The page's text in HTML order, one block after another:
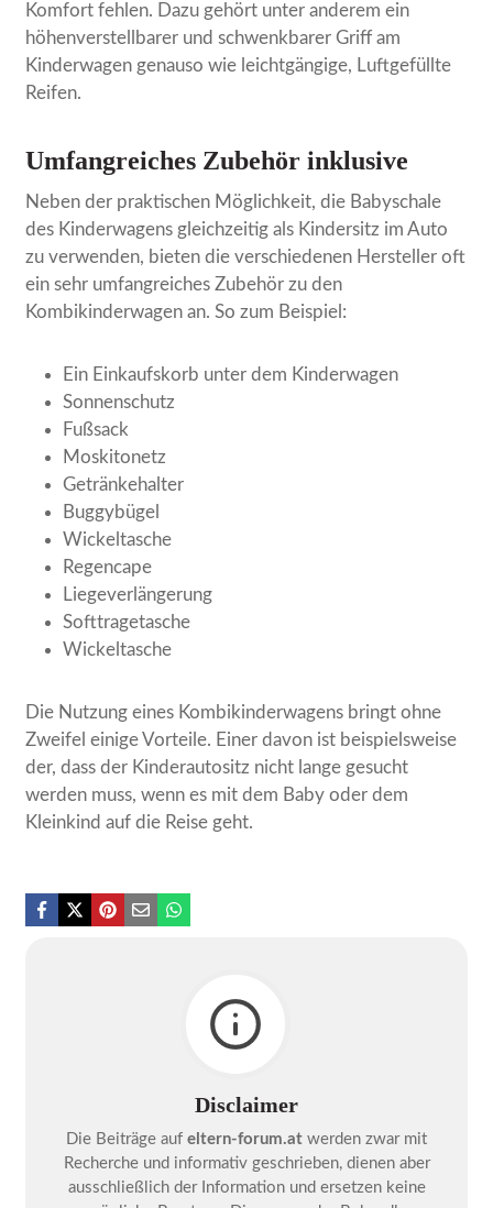
Komfort fehlen. Dazu gehört unter anderem ein
höhenverstellbarer und schwenkbarer Griff am
Kinderwagen genauso wie leichtgängige, Luftgefüllte
Reifen.
Umfangreiches Zubehör inklusive
Neben der praktischen Möglichkeit, die Babyschale
des Kinderwagens gleichzeitig als Kindersitz im Auto
zu verwenden, bieten die verschiedenen Hersteller oft
ein sehr umfangreiches Zubehör zu den
Kombikinderwagen an. So zum Beispiel:
Ein Einkaufskorb unter dem Kinderwagen
Sonnenschutz
Fußsack
Moskitonetz
Getränkehalter
Buggybügel
Wickeltasche
Regencape
Liegeverlängerung
Softtragetasche
Wickeltasche
Die Nutzung eines Kombikinderwagens bringt ohne
Zweifel einige Vorteile. Einer davon ist beispielsweise
der, dass der Kinderautositz nicht lange gesucht
werden muss, wenn es mit dem Baby oder dem
Kleinkind auf die Reise geht.
Disclaimer
Die Beiträge auf eltern-forum.at werden zwar mit
Recherche und informativ geschrieben, dienen aber
ausschließlich der Information und ersetzen keine